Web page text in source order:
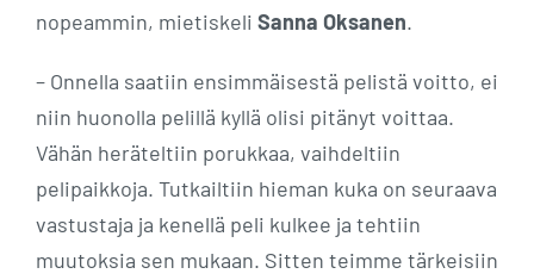
nopeammin, mietiskeli Sanna Oksanen.
– Onnella saatiin ensimmäisestä pelistä voitto, ei
niin huonolla pelillä kyllä olisi pitänyt voittaa.
Vähän heräteltiin porukkaa, vaihdeltiin
pelipaikkoja. Tutkailtiin hieman kuka on seuraava
vastustaja ja kenellä peli kulkee ja tehtiin
muutoksia sen mukaan. Sitten teimme tärkeisiin